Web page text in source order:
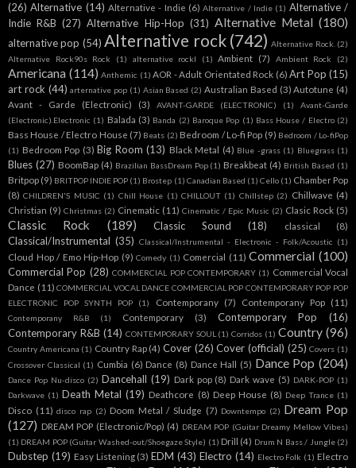
(26) Alternative (14) Alternative - Indie (6) Alternative / Indie (1) Alternative /
Indie R&B (27) Alternative Hip-Hop (31) Alternative Metal (180)
alternative pop (54) Alternative rock (742) Alternative Rock. (2)
Alternative Rock90s Rock
(1) alternative rockl (1) Ambient (7) Ambient Rock (2)
Americana (114) Anthemic (1) AOR - Adult Orientated Rock (6) Art Pop (15)
art rock (44) arternative pop (1) Asian Based (2) Australian Based (3) Autotune (4)
Avant - Garde (Electronic)
(3) AVANT-GARDE (ELECTRONIC) (1)
Avant-Garde
(Electronic).Electronic (1) Balada (3) Banda (2) Baroque Pop (1) Bass House / Electro (2)
Bass House / Electro House (7) Beats (2) Bedroom / Lo-fi Pop (9) Bedroom / Lo-fiPop
(1) Bedroom Pop (3) Big Room (13) Black Metal (4) Blue -grass (1) Bluegrass (1)
Blues (27) BoomBap (4) Brazilian BassDream Pop (1) Breakbeat (4) British Based (1)
Britpop (9) BRITPOP INDIE POP (1) Brostep (1) Canadian Based (1) Cello (1) Chamber Pop
(8) CHILDREN'S MUSIC (1) Chill House (1) CHILLOUT (1) Chillstep (2) Chillwave (4)
Christian (9) Christmas (2) Cinematic (11) Cinematic / Epic Music (2) Clasic Rock (5)
Classic Rock (189) Classic Sound (18) classical (8)
Classical/Instrumental (35) Classical/Instrumental - Electronic - Folk/Acoustic (1)
Cloud Hop / Emo Hip-Hop (9) Comedy (1) Comercial (11) Commercial (100)
Commercial Pop (28) COMMERCIAL POP CONTEMPORARY (1) Commercial Vocal
Dance (11) COMMERCIAL VOCAL DANCE COMMERCIAL POP CONTEMPORARY POP POP
ELECTRONIC POP SYNTH POP
(1) Contemporany (7) Contemporany Pop (11)
Contemporany R&B (1) Contemporary (3) Contemporary Pop
(16)
Contemporary R&B (14) CONTEMPORARY SOUL (1) Corridos (1) Country (96)
Country Americana (1) Country Rap (4) Cover (26) Cover (official) (25) Covers (1)
Crossover Classical (1) Cumbia (6) Dance (8) Dance Hall (5) Dance Pop (204)
Dance Pop Nu-disco (2) Dancehall (19) Dark pop (8) Dark wave (5) DARK-POP (1)
Darkwave (1) Death Metal (19) Deathcore (8) Deep House (8) Deep Trance (1)
Disco (11) disco rap (2) Doom Metal / Sludge (7) Downtempo (2) Dream Pop
(127) DREAM POP (Electronic/Pop) (4) DREAM POP (Guitar Dreamy Mellow Vibes)
(1) DREAM POP (Guitar Washed-out/Shoegaze Style) (1) Drill (4) Drum N Bass / Jungle (2)
Dubstep (19) Easy Listening (3) EDM (43) Electro (14) Electro Folk (1) Electro